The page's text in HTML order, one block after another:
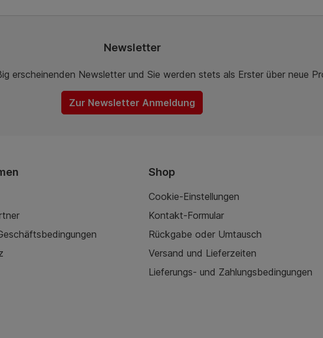
Newsletter
erscheinenden Newsletter und Sie werden stets als Erster über neue
Zur Newsletter Anmeldung
Shop
Cookie-Einstellungen
Kontakt-Formular
Rückgabe oder Umtausch
Versand und Lieferzeiten
Lieferungs- und Zahlungsbedingungen